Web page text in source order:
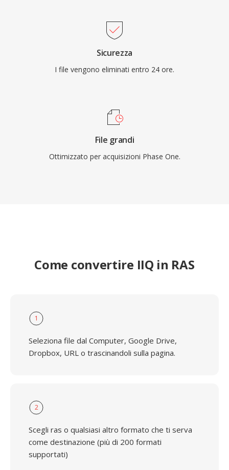
Sicurezza
I file vengono eliminati entro 24 ore.
File grandi
Ottimizzato per acquisizioni Phase One.
Come convertire IIQ in RAS
1
Seleziona file dal Computer, Google Drive,
Dropbox, URL o trascinandoli sulla pagina.
2
Scegli ras o qualsiasi altro formato che ti serva
come destinazione (più di 200 formati
supportati)